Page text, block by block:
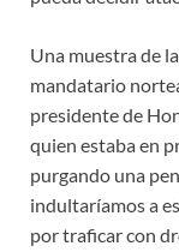
Una muestra de
mandatario
presidente de
quien estaba en
purgando una
indultaríamos a
por traficar con